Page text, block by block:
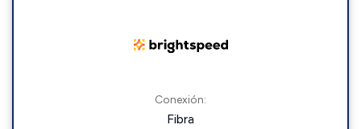
Conexión:
Fibra